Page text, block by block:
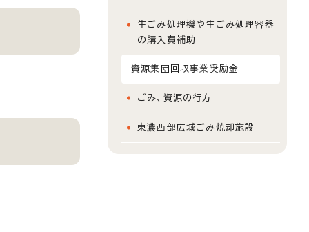
生ごみ処理機や生ごみ処理容器
の購入費補助
資源集団回収事業奨励金
ごみ、資源の行方
東濃西部広域ごみ焼却施設